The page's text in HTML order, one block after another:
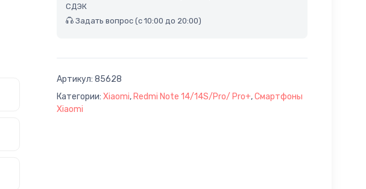
СДЭК
Задать вопрос (с 10:00 до 20:00)
Артикул: 85628
Категории: Xiaomi, Redmi Note 14/14S/Pro/ Pro+,Смартфоны
Xiaomi